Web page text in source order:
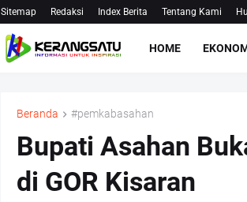
Sitemap Redaksi Index Berita Tentang Kami
HOME
Beranda #pemkabasahan
Bupati Asahan
di GOR Kisaran